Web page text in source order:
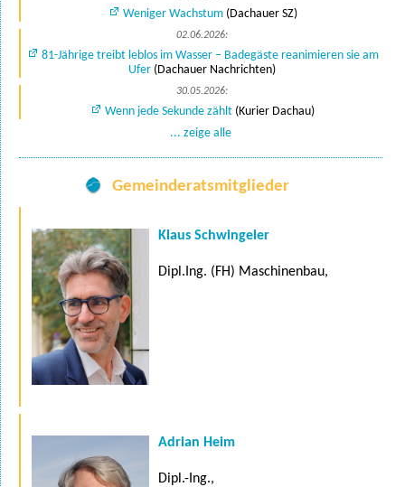
Weniger Wachstum(Dachauer SZ)
02.06.2026:
81-Jährige treibt leblos im Wasser – Badegäste reanimieren sie am
Ufer(Dachauer Nachrichten)
30.05.2026:
Wenn jede Sekunde zählt (Kurier Dachau)
... zeige alle
Gemeinderatsmitglieder
Klaus Schwingeler
Dipl.Ing. (FH) Maschinenbau,
Adrian Heim
Dipl.-Ing.,